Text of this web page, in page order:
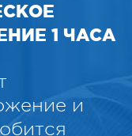
1 ЧАСА
и